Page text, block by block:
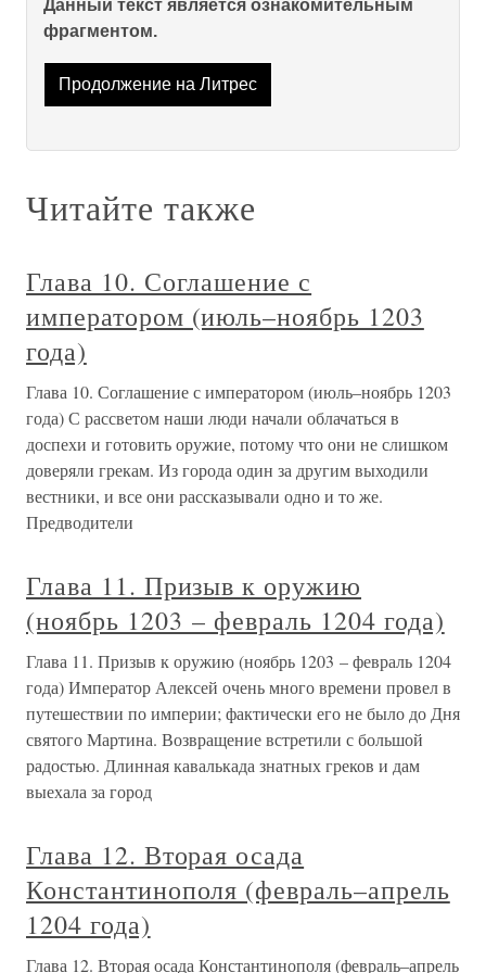
Данный текст является ознакомительным
фрагментом.
Продолжение на Литрес
Читайте также
Глава 10. Соглашение с
императором (июль–ноябрь 1203
года)
Глава 10. Соглашение с императором (июль–ноябрь 1203
года) С рассветом наши люди начали облачаться в
доспехи и готовить оружие, потому что они не слишком
доверяли грекам. Из города один за другим выходили
вестники, и все они рассказывали одно и то же.
Предводители
Глава 11. Призыв к оружию
(ноябрь 1203 – февраль 1204 года)
Глава 11. Призыв к оружию (ноябрь 1203 – февраль 1204
года) Император Алексей очень много времени провел в
путешествии по империи; фактически его не было до Дня
святого Мартина. Возвращение встретили с большой
радостью. Длинная кавалькада знатных греков и дам
выехала за город
Глава 12. Вторая осада
Константинополя (февраль–апрель
1204 года)
Глава 12. Вторая осада Константинополя (февраль–апрель